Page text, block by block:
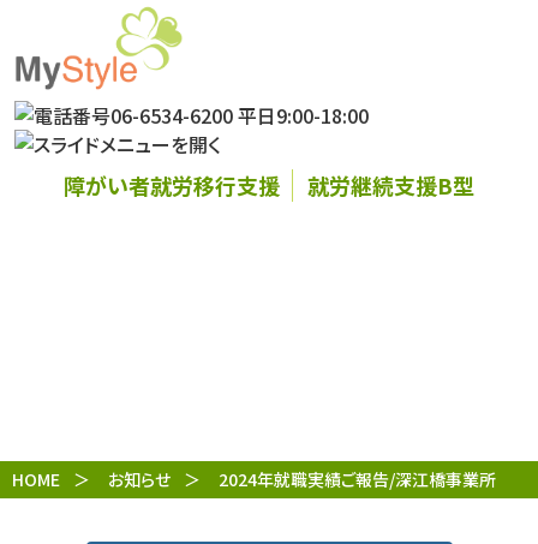
障がい者就労移行支援 就労継続支援B型
HOME お知らせ 2024年就職実績ご報告/深江橋事業所